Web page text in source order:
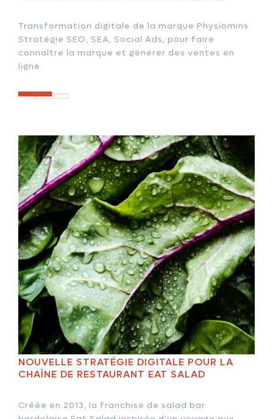
Transformation digitale de la marque Physiomins.
Stratégie SEO, SEA, Social Ads, pour faire
connaître la marque et générer des ventes en
ligne.
NOUVELLE STRATÉGIE DIGITALE POUR LA
CHAÎNE DE RESTAURANT EAT SALAD
Créée en 2013, la franchise de salad bar